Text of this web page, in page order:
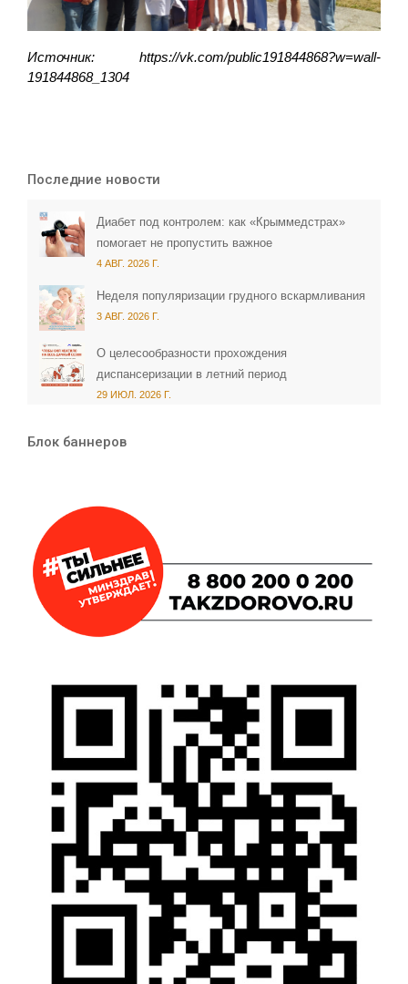
Источник: https://vk.com/public191844868?w=wall-
191844868_1304
Последние новости
Диабет под контролем: как «Крыммедстрах»
помогает не пропустить важное
4 АВГ. 2026 Г.
Неделя популяризации грудного вскармливания
3 АВГ. 2026 Г.
О целесообразности прохождения
диспансеризации в летний период
29 ИЮЛ. 2026 Г.
Блок баннеров